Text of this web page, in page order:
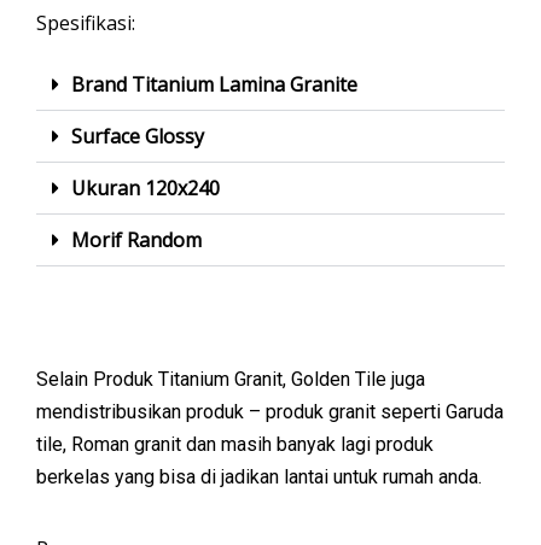
Spesifikasi:
Brand Titanium Lamina Granite
Surface Glossy
Ukuran 120x240
Morif Random
Selain Produk Titanium Granit, Golden Tile juga
mendistribusikan produk – produk granit seperti Garuda
tile, Roman granit dan masih banyak lagi produk
berkelas yang bisa di jadikan lantai untuk rumah anda.